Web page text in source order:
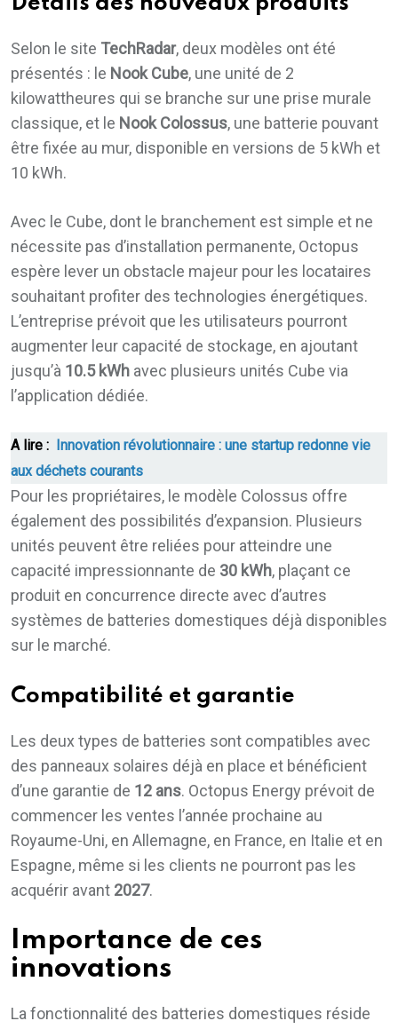
Selon le site TechRadar, deux modèles ont été
présentés : le Nook Cube, une unité de 2
kilowattheures qui se branche sur une prise murale
classique, et le Nook Colossus, une batterie pouvant
être fixée au mur, disponible en versions de 5 kWh et
10 kWh.
Avec le Cube, dont le branchement est simple et ne
nécessite pas d’installation permanente, Octopus
espère lever un obstacle majeur pour les locataires
souhaitant profiter des technologies énergétiques.
L’entreprise prévoit que les utilisateurs pourront
augmenter leur capacité de stockage, en ajoutant
jusqu’à 10.5 kWh avec plusieurs unités Cube via
l’application dédiée.
A lire : Innovation révolutionnaire : une startup redonne vie
aux déchets courants
Pour les propriétaires, le modèle Colossus offre
également des possibilités d’expansion. Plusieurs
unités peuvent être reliées pour atteindre une
capacité impressionnante de 30 kWh, plaçant ce
produit en concurrence directe avec d’autres
systèmes de batteries domestiques déjà disponibles
sur le marché.
Compatibilité et garantie
Les deux types de batteries sont compatibles avec
des panneaux solaires déjà en place et bénéficient
d’une garantie de 12 ans. Octopus Energy prévoit de
commencer les ventes l’année prochaine au
Royaume-Uni, en Allemagne, en France, en Italie et en
Espagne, même si les clients ne pourront pas les
acquérir avant 2027.
Importance de ces
innovations
La fonctionnalité des batteries domestiques réside